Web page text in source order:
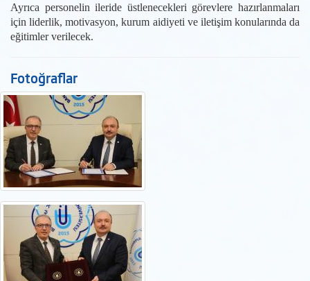
Ayrıca personelin ileride üstlenecekleri görevlere hazırlanmaları
için liderlik, motivasyon, kurum aidiyeti ve iletişim konularında da
eğitimler verilecek.
Fotoğraflar